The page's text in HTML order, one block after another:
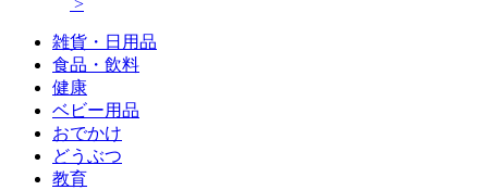
雑貨・日用品
食品・飲料
健康
ベビー用品
おでかけ
どうぶつ
教育